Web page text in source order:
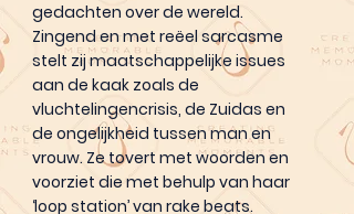
gedachten over de wereld.
Zingend en met reëel sarcasme
stelt zij maatschappelijke issues
aan de kaak zoals de
vluchtelingencrisis, de Zuidas en
de ongelijkheid tussen man en
vrouw. Ze tovert met woorden en
voorziet die met behulp van haar
‘loop station’ van rake beats.